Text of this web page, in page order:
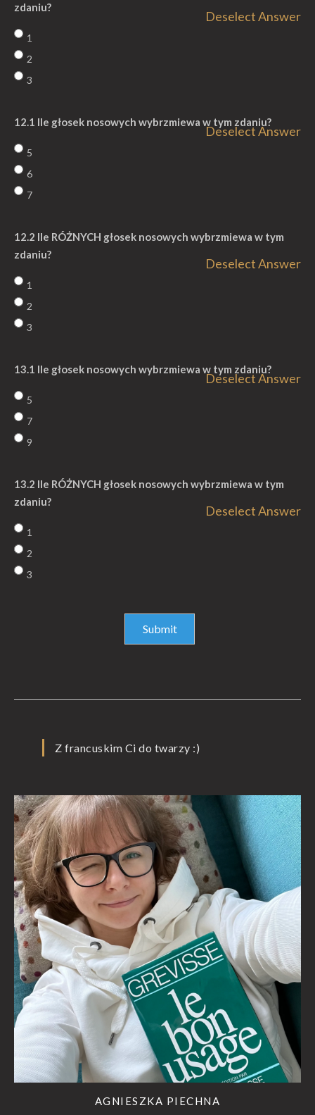
zdaniu?
Deselect Answer
1
2
3
12.1 Ile głosek nosowych wybrzmiewa w tym zdaniu?
Deselect Answer
5
6
7
12.2 Ile RÓŻNYCH głosek nosowych wybrzmiewa w tym
zdaniu?
Deselect Answer
1
2
3
13.1 Ile głosek nosowych wybrzmiewa w tym zdaniu?
Deselect Answer
5
7
9
13.2 Ile RÓŻNYCH głosek nosowych wybrzmiewa w tym
zdaniu?
Deselect Answer
1
2
3
Z francuskim Ci do twarzy :)
AGNIESZKA PIECHNA